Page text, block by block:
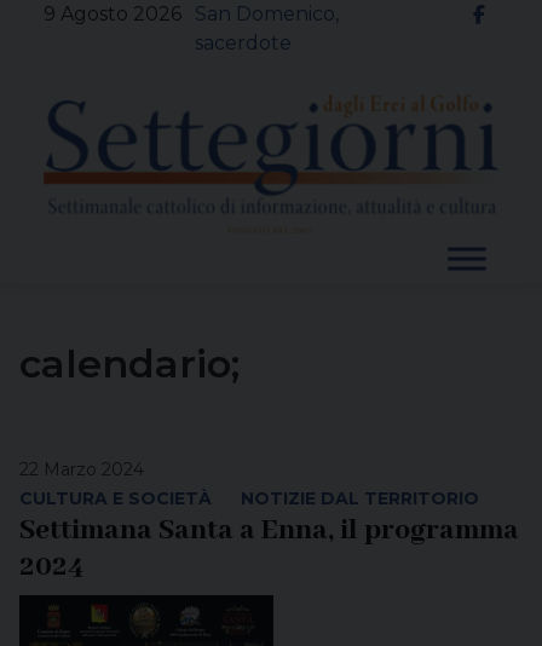
9 Agosto 2026
San Domenico,
sacerdote
calendario;
22 Marzo 2024
CULTURA E SOCIETÀ
NOTIZIE DAL TERRITORIO
Settimana Santa a Enna, il programma
2024